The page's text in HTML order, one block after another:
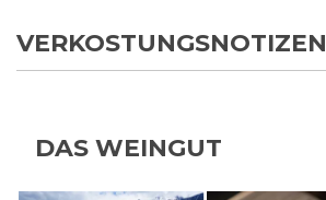
VERKOSTUNGSNOTIZEN
DAS WEINGUT